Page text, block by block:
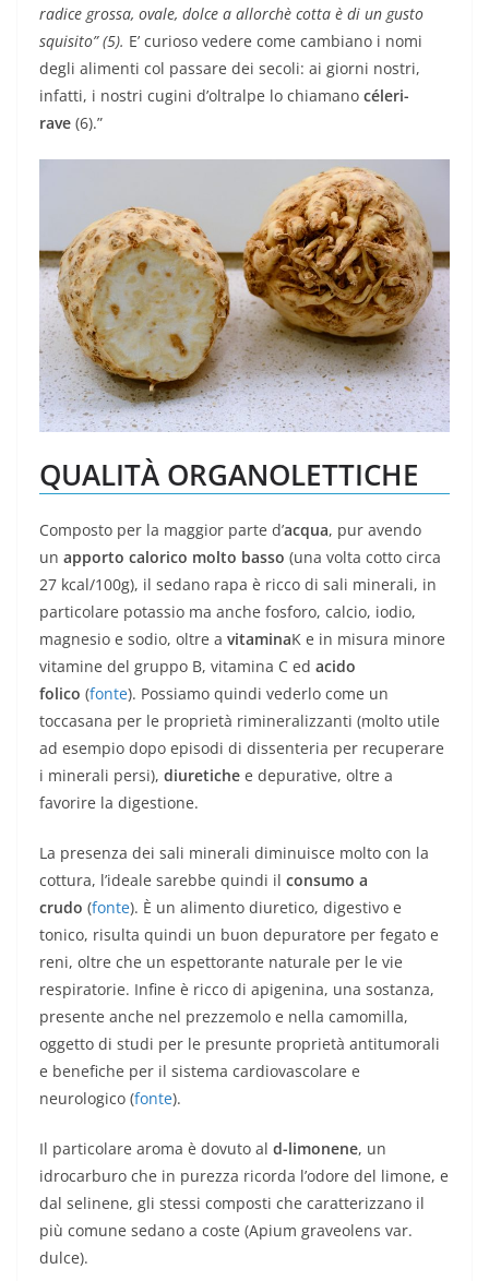
radice grossa, ovale, dolce a allorchè cotta è di un gusto
squisito” (5). E’ curioso vedere come cambiano i nomi
degli alimenti col passare dei secoli: ai giorni nostri,
infatti, i nostri cugini d’oltralpe lo chiamano céleri-
rave (6).”
QUALITÀ ORGANOLETTICHE
Composto per la maggior parte d’acqua, pur avendo
un apporto calorico molto basso (una volta cotto circa
27 kcal/100g), il sedano rapa è ricco di sali minerali, in
particolare potassio ma anche fosforo, calcio, iodio,
magnesio e sodio, oltre a vitaminaK e in misura minore
vitamine del gruppo B, vitamina C ed acido
folico (fonte). Possiamo quindi vederlo come un
toccasana per le proprietà rimineralizzanti (molto utile
ad esempio dopo episodi di dissenteria per recuperare
i minerali persi), diuretiche e depurative, oltre a
favorire la digestione.
La presenza dei sali minerali diminuisce molto con la
cottura, l’ideale sarebbe quindi il consumo a
crudo (fonte). È un alimento diuretico, digestivo e
tonico, risulta quindi un buon depuratore per fegato e
reni, oltre che un espettorante naturale per le vie
respiratorie. Infine è ricco di apigenina, una sostanza,
presente anche nel prezzemolo e nella camomilla,
oggetto di studi per le presunte proprietà antitumorali
e benefiche per il sistema cardiovascolare e
neurologico (fonte).
Il particolare aroma è dovuto al d-limonene, un
idrocarburo che in purezza ricorda l’odore del limone, e
dal selinene, gli stessi composti che caratterizzano il
più comune sedano a coste (Apium graveolens var.
dulce).